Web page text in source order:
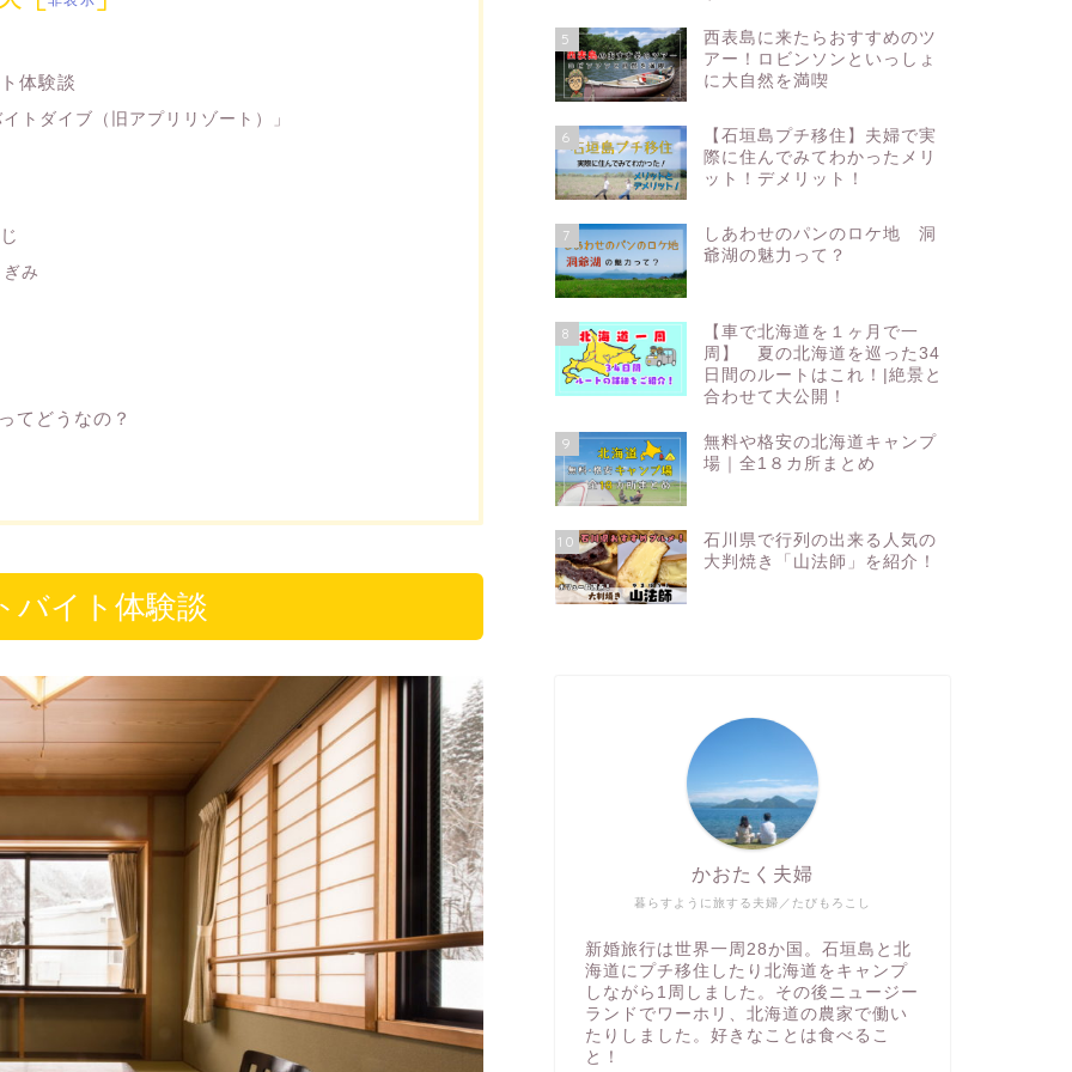
体験談
トダイブ（旧アプリリゾート）」
み
てどうなの？
バイト体験談
5
西表島に来たらおすすめのツ
アー！ロビンソンといっしょ
に大自然を満喫
6
【石垣島プチ移住】夫婦で実
際に住んでみてわかったメリ
ット！デメリット！
7
しあわせのパンのロケ地 洞
爺湖の魅力って？
8
【車で北海道を１ヶ月で一
周】 夏の北海道を巡った34
日間のルートはこれ！|絶景と
合わせて大公開！
9
無料や格安の北海道キャンプ
場｜全1８カ所まとめ
10
石川県で行列の出来る人気の
大判焼き「山法師」を紹介！
暮らすように旅する夫婦／たびもろこし
かおたく夫婦
新婚旅行は世界一周28か国。石垣島と北
海道にプチ移住したり北海道をキャンプ
しながら1周しました。その後ニュージー
ランドでワーホリ、北海道の農家で働い
たりしました。好きなことは食べるこ
と！